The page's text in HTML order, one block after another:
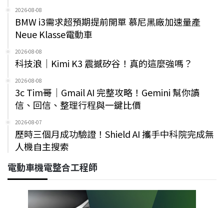
2026-08-08
BMW i3需求超預期提前開單 慕尼黑廠加速量產
Neue Klasse電動車
2026-08-08
科技浪｜Kimi K3 震撼矽谷！真的這麼強嗎？
2026-08-08
3c Tim哥｜Gmail AI 完整攻略！Gemini 幫你讀
信、回信、整理行程與一鍵比價
2026-08-07
歷時三個月成功驗證！Shield AI 攜手中科院完成無
人機自主搜索
電動車機電整合工程師